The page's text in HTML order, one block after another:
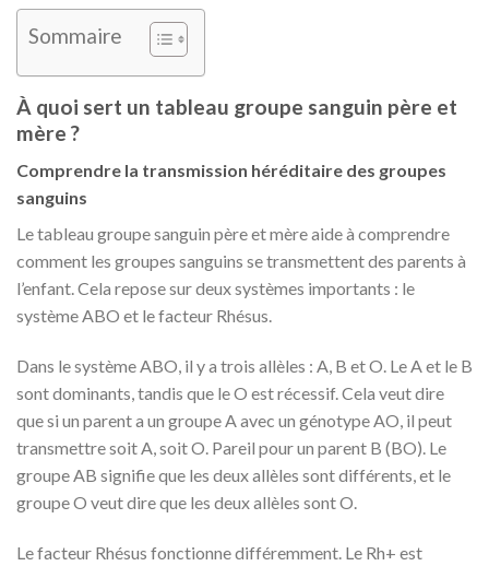
Sommaire
À quoi sert un tableau groupe sanguin père et
mère ?
Comprendre la transmission héréditaire des groupes
sanguins
Le tableau groupe sanguin père et mère aide à comprendre
comment les groupes sanguins se transmettent des parents à
l’enfant. Cela repose sur deux systèmes importants : le
système ABO et le facteur Rhésus.
Dans le système ABO, il y a trois allèles : A, B et O. Le A et le B
sont dominants, tandis que le O est récessif. Cela veut dire
que si un parent a un groupe A avec un génotype AO, il peut
transmettre soit A, soit O. Pareil pour un parent B (BO). Le
groupe AB signifie que les deux allèles sont différents, et le
groupe O veut dire que les deux allèles sont O.
Le facteur Rhésus fonctionne différemment. Le Rh+ est